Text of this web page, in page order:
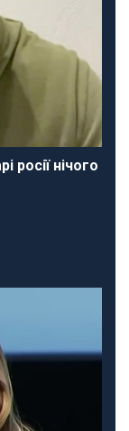
росії нічого